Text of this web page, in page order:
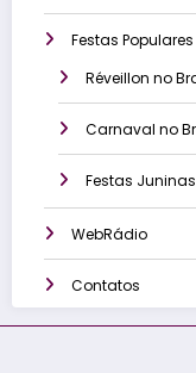
Festas Populares
Réveillon no
Carnaval no
Festas Juninas
WebRádio
Contatos